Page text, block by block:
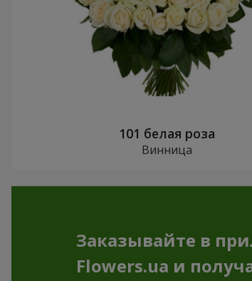
101 белая роза
Винница
Заказывайте в
Flowers.ua и